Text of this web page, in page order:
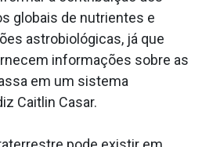
globais de nutrientes e
astrobiológicas, já que
informações sobre as
em um sistema
Caitlin Casar.